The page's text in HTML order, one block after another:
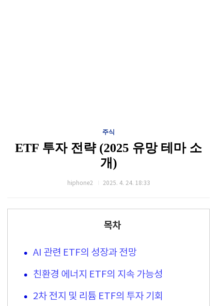
주식
ETF 투자 전략 (2025 유망 테마 소
개)
hiphone2 2025. 4. 24. 18:33
목차
AI 관련 ETF의 성장과 전망
친환경 에너지 ETF의 지속 가능성
2차 전지 및 리튬 ETF의 투자 기회